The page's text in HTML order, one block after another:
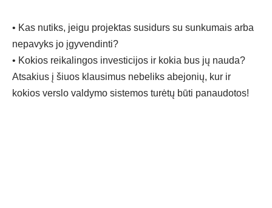
• Kas nutiks, jeigu projektas susidurs su sunkumais arba
nepavyks jo įgyvendinti?
• Kokios reikalingos investicijos ir kokia bus jų nauda?
Atsakius į šiuos klausimus nebeliks abejonių, kur ir
kokios verslo valdymo sistemos turėtų būti panaudotos!